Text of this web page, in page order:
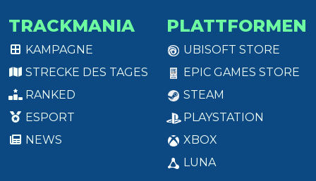
TRACKMANIA
KAMPAGNE
STRECKE DES TAGES
RANKED
ESPORT
NEWS
PLATTFORMEN
UBISOFT STORE
EPIC GAMES STORE
STEAM
PLAYSTATION
XBOX
LUNA